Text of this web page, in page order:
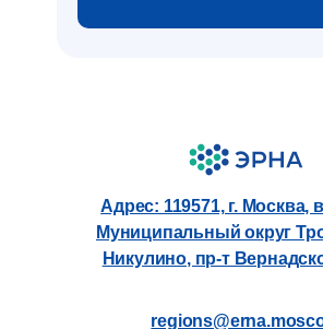
Адрес: 119571, г. Москва,
Муниципальный округ
Никулино, пр-т